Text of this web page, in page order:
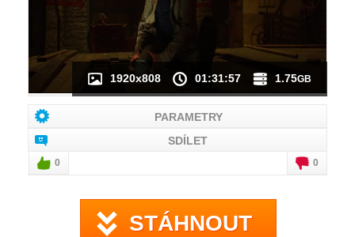
1920x808 01:31:57 1.75GB
PARAMETRY
SDÍLET
0 0
STÁHNOUT